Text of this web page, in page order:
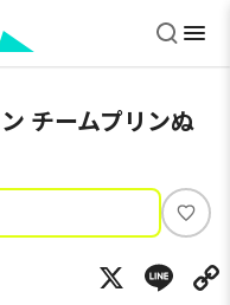
チームプリンぬ
い
ね
X